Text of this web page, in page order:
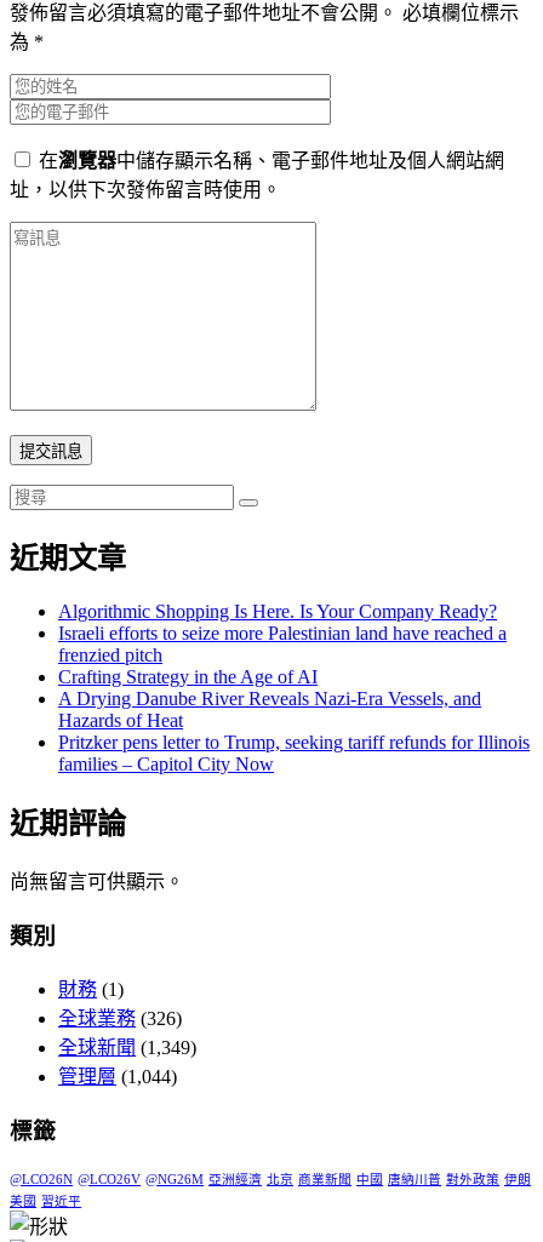
發佈留言必須填寫的電子郵件地址不會公開。 必填欄位標示
為 *
在瀏覽器中儲存顯示名稱、電子郵件地址及個人網站網
址，以供下次發佈留言時使用。
提交訊息
近期文章
Algorithmic Shopping Is Here. Is Your Company Ready?
Israeli efforts to seize more Palestinian land have reached a
frenzied pitch
Crafting Strategy in the Age of AI
A Drying Danube River Reveals Nazi-Era Vessels, and
Hazards of Heat
Pritzker pens letter to Trump, seeking tariff refunds for Illinois
families – Capitol City Now
近期評論
尚無留言可供顯示。
類別
財務 (1)
全球業務 (326)
全球新聞 (1,349)
管理層 (1,044)
標籤
@LCO26N @LCO26V @NG26M 亞洲經濟 北京 商業新聞 中國 唐納川普 對外政策 伊朗
美國 習近平